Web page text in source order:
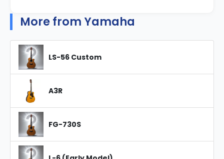
More from Yamaha
LS-56 Custom
A3R
FG-730S